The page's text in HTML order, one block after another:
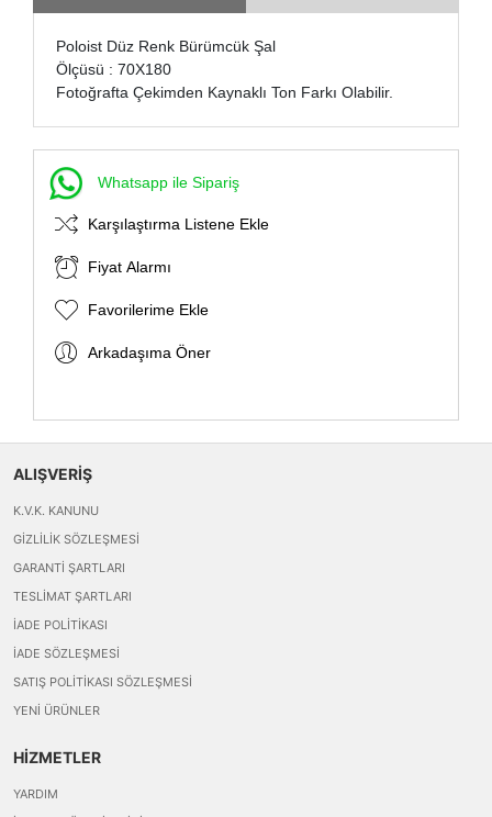
Poloist Düz Renk Bürümcük Şal
Ölçüsü : 70X180
Fotoğrafta Çekimden Kaynaklı Ton Farkı Olabilir.
Whatsapp ile Sipariş
Karşılaştırma Listene Ekle
Fiyat Alarmı
Favorilerime Ekle
Arkadaşıma Öner
ALIŞVERİŞ
K.V.K. KANUNU
GIZLILIK SÖZLEŞMESI
GARANTI ŞARTLARI
TESLIMAT ŞARTLARI
İADE POLITIKASI
İADE SÖZLEŞMESI
SATIŞ POLITIKASI SÖZLEŞMESI
YENI ÜRÜNLER
HİZMETLER
YARDIM